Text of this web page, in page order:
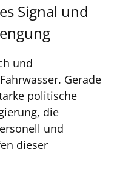
Signal und
und
Gerade
politische
die
und
dieser